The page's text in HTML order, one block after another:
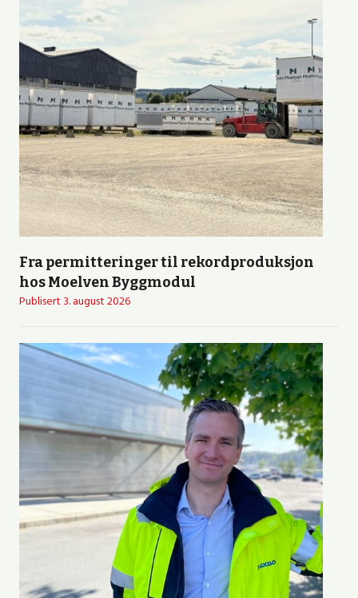
Fra permitteringer til rekordproduksjon
hos Moelven Byggmodul
Publisert 3. august 2026